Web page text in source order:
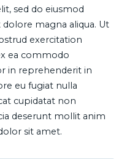
sed do eiusmod
magna aliqua. Ut
exercitation
ea commodo
in reprehenderit in
eu fugiat nulla
cupidatat non
deserunt mollit anim
sit amet.